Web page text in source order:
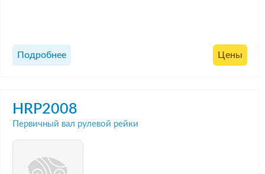
Подробнее Цены
HRP2008
Первичный вал рулевой рейки